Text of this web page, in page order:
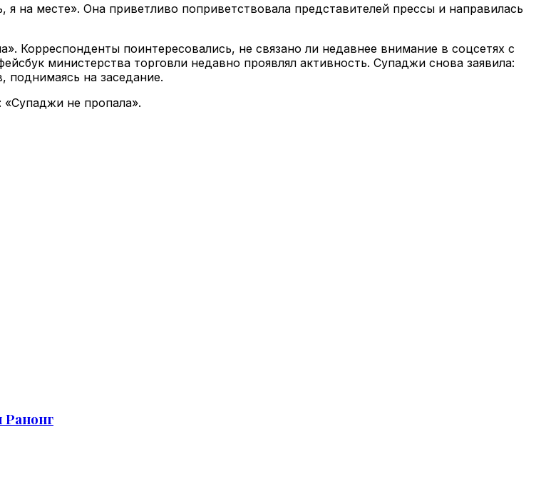
на месте». Она приветливо поприветствовала представителей прессы и направилась
Корреспонденты поинтересовались, не связано ли недавнее внимание в соцсетях с
министерства торговли недавно проявлял активность. Супаджи снова заявила:
поднимаясь на заседание.
не пропала».
Ранонг